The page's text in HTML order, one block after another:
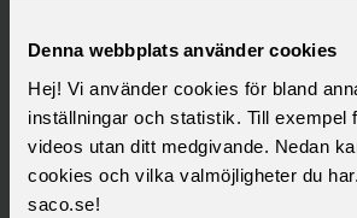
Denna webbplats använder cookies
Hej! Vi använder cookies för bland
inställningar och statistik. Till exempel
videos utan ditt medgivande. Nedan
cookies och vilka valmöjligheter du
saco.se!